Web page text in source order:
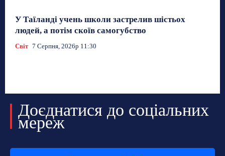
У Таїланді учень школи застрелив шістьох
людей, а потім скоїв самогубство
Світ 7 Серпня, 2026р 11:30
Доєднатися до соціальних
мереж